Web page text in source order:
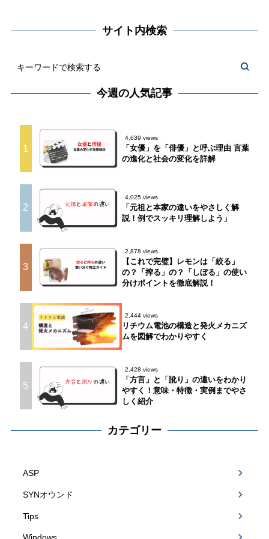
サイト内検索
今週の人気記事
1
4,639 views
「女優」を「俳優」と呼ぶ理由 言葉
の進化と社会の変化を詳解
2
4,025 views
「元祖と本家の違いをやさしく解
説！例でスッキリ理解しよう」
3
2,878 views
【これで完璧】レモンは「絞る」
の？「搾る」の？「しぼる」の使い
分けポイントを徹底解説！
4
2,444 views
リチウム電池の構造と発火メカニズ
ムを図解でわかりやすく
5
2,428 views
「方言」と「訛り」の違いをわかり
やすく！意味・特徴・実例までやさ
しく紹介
カテゴリー
ASP
SYNオウンド
Tips